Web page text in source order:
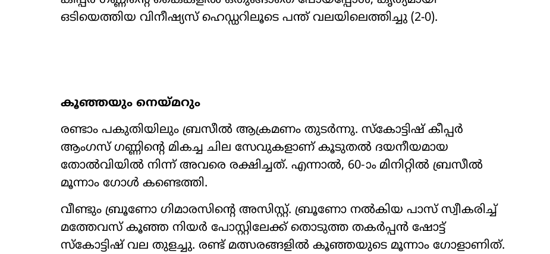
ഒടിയെത്തിയ വിനീഷ്യസ് ഹെഡ്ഡറിലൂടെ പന്ത് വലയിലെത്തിച്ചു (2-0).
കൂഞ്ഞയും നെയ്മറും
രണ്ടാം പകുതിയിലും ബ്രസീൽ ആക്രമണം തുടർന്നു. സ്കോട്ടിഷ് കീപ്പർ
ആംഗസ് ഗണ്ണിന്‍റെ മികച്ച ചില സേവുകളാണ് കൂടുതൽ ദയനീയമായ
തോൽവിയിൽ നിന്ന് അവരെ രക്ഷിച്ചത്. എന്നാൽ, 60-ാം മിനിറ്റിൽ ബ്രസീൽ
മൂന്നാം ഗോൾ കണ്ടെത്തി.
വീണ്ടും ബ്രൂണോ ഗിമാരസിന്‍റെ അസിസ്റ്റ്. ബ്രൂണോ നൽകിയ പാസ് സ്വീകരിച്ച്
മത്തേവസ് കൂഞ്ഞ നിയർ പോസ്റ്റിലേക്ക് തൊടുത്ത തകർപ്പൻ ഷോട്ട്
സ്കോട്ടിഷ് വല തുളച്ചു. രണ്ട് മത്സരങ്ങളിൽ കൂഞ്ഞയുടെ മൂന്നാം ഗോളാണിത്.